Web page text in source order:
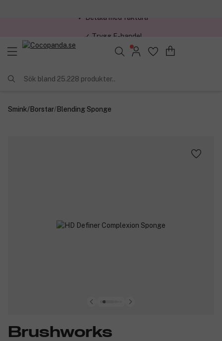
Sök bland 25.228 produkter..
Smink/Borstar/Blending Sponge
Brushworks